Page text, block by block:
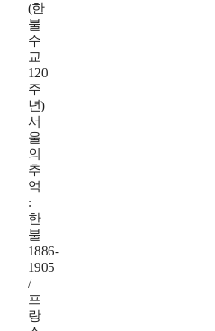
(한
불
수
교
120
주
년)
서
울
의
추
억
:
한
불
1886-
1905
/
프
랑